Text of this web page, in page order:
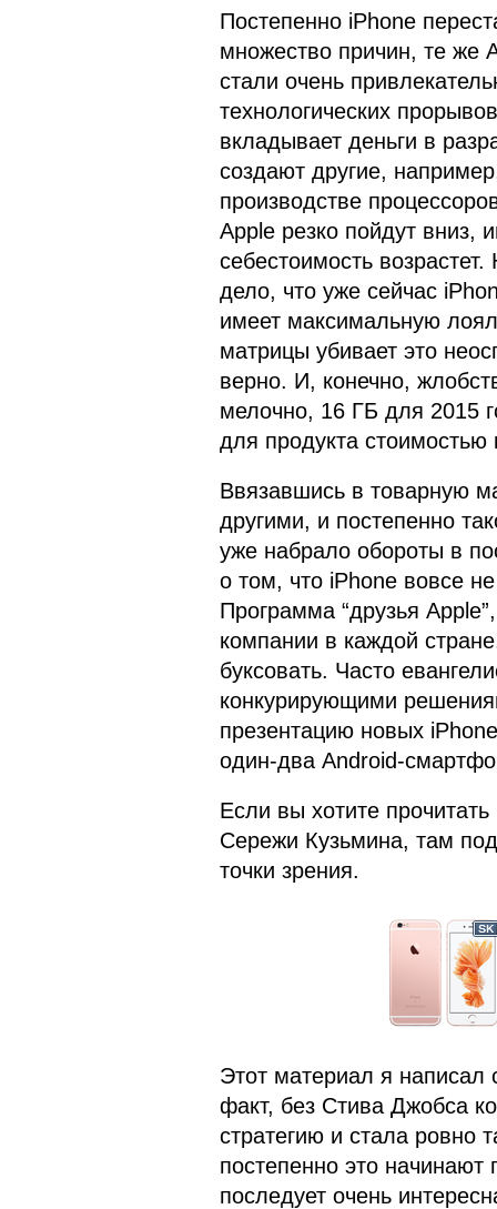
Постепенно iPhone
множество причин, те же
стали очень
технологических
вкладывает деньги в
создают другие,
производстве
Apple резко пойдут вниз,
себестоимость
дело, что уже сейчас
имеет максимальную
матрицы убивает это
верно. И, конечно,
мелочно, 16 ГБ для 2015
для продукта стоимостью
Ввязавшись в товарную
другими, и постепенно
уже набрало обороты в
о том, что iPhone вовсе
Программа “друзья
компании в каждой
буксовать. Часто
конкурирующими
презентацию новых
один-два Android-
Если вы хотите
Сережи Кузьмина, там
точки зрения.
Этот материал я написал
факт, без Стива Джобса
стратегию и стала ровно
постепенно это
последует очень